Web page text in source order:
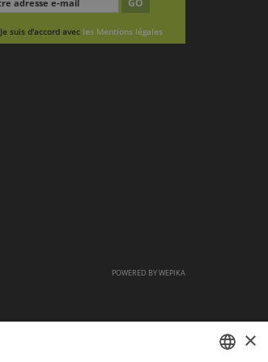
GO
Je suis d'accord avec les Mentions légales
POWERED BYWEPIKA
×